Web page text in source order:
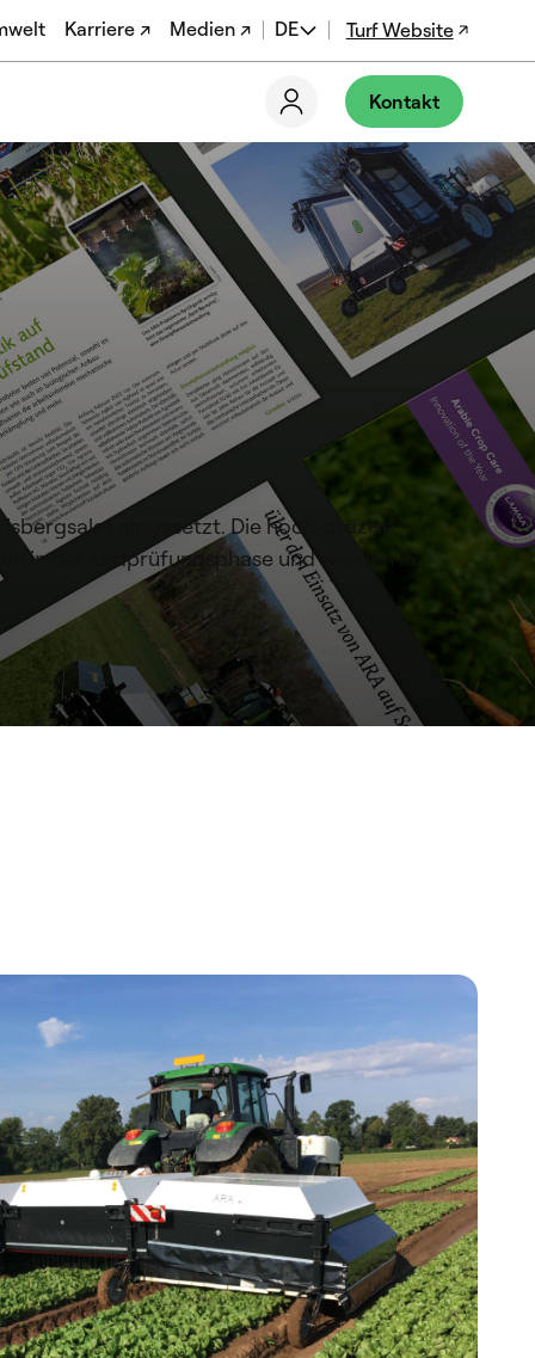
Turf Website
Karriere ↗ Medien ↗ DE
EN-US
Kontakt
eingesetzt. Die hoch-präzise
in der Endprüfungsphase und werden in